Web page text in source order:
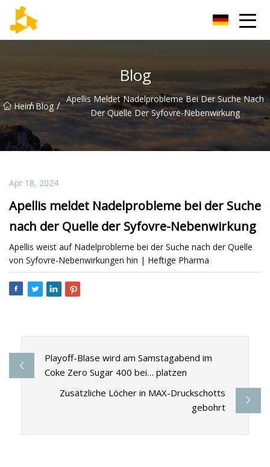
Blog
Heim
/ Blog / Apellis Meldet Nadelprobleme Bei Der Suche Nach
Der Quelle Der Syfovre-Nebenwirkung
Apr 18, 2024
Apellis meldet Nadelprobleme bei der Suche
nach der Quelle der Syfovre-Nebenwirkung
Apellis weist auf Nadelprobleme bei der Suche nach der Quelle
von Syfovre-Nebenwirkungen hin | Heftige Pharma
Playoff-Blase wird am Samstagabend im
Coke Zero Sugar 400 bei… platzen
Zusätzliche Löcher in MAX-Druckschotts
gebohrt